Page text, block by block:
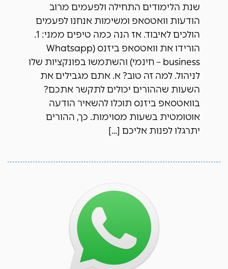
שנת הלימודים התחילה ולפעמים מרוב
הודעות וואטסאפ ומשימות אנחנו לפעמים
הולכים לאיבוד. אז הנה כמה טיפים ממני: 1.
הורידו את וואטסאפ ביזנס (Whatsapp
business – חינמי) והשתמשו בפונקציות שלו
לניהול. למה זה טוב? א. אתם מגבילים את
השעות שההורים יכולים לתקשר אתכם?
בוואטסאפ ביזנס תוכלו להשאיר הודעה
אוטומטית בשעות מסוימות. כך, ההורים
יתרגלו לפנות אליכם […]